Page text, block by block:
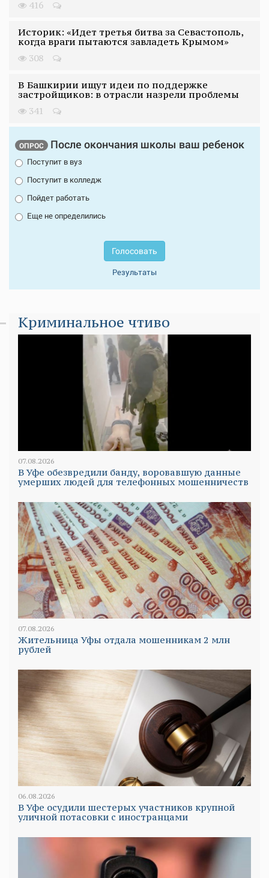
416
Историк: «Идет третья битва за Севастополь,
когда враги пытаются завладеть Крымом»
308
В Башкирии ищут идеи по поддержке
застройщиков: в отрасли назрели проблемы
341
ОПРОС После окончания школы ваш ребенок
Поступит в вуз
Поступит в колледж
Пойдет работать
Еще не определились
Голосовать
Результаты
Криминальное чтиво
07.08.2026
В Уфе обезвредили банду, воровавшую данные
умерших людей для телефонных мошенничеств
07.08.2026
Жительница Уфы отдала мошенникам 2 млн
рублей
06.08.2026
В Уфе осудили шестерых участников крупной
уличной потасовки с иностранцами